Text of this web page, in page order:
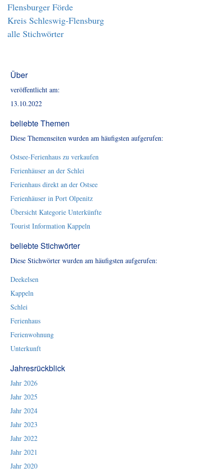
Flensburger Förde
Kreis Schleswig-Flensburg
alle Stichwörter
Über
veröffentlicht am:
13.10.2022
beliebte Themen
Diese Themenseiten wurden am häufigsten aufgerufen:
Ostsee-Ferienhaus zu verkaufen
Ferienhäuser an der Schlei
Ferienhaus direkt an der Ostsee
Ferienhäuser in Port Olpenitz
Übersicht Kategorie Unterkünfte
Tourist Information Kappeln
beliebte Stichwörter
Diese Stichwörter wurden am häufigsten aufgerufen:
Deekelsen
Kappeln
Schlei
Ferienhaus
Ferienwohnung
Unterkunft
Jahresrückblick
Jahr 2026
Jahr 2025
Jahr 2024
Jahr 2023
Jahr 2022
Jahr 2021
Jahr 2020